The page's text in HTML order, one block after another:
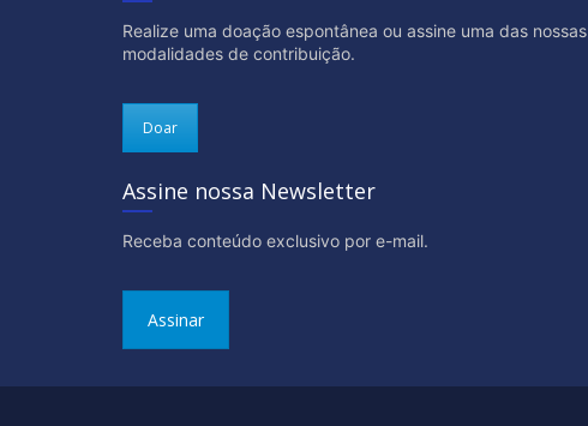
Realize uma doação espontânea ou assine uma das nossas
modalidades de contribuição.
Doar
Assine nossa Newsletter
Receba conteúdo exclusivo por e-mail.
Assinar